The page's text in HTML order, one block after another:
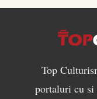
Top
portaluri cu si